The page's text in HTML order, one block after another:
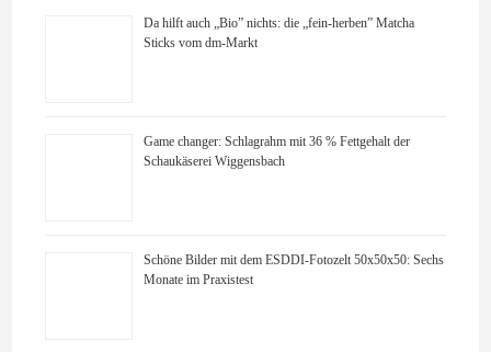
Da hilft auch „Bio” nichts: die „fein-herben” Matcha
Sticks vom dm-Markt
Game changer: Schlagrahm mit 36 % Fettgehalt der
Schaukäserei Wiggensbach
Schöne Bilder mit dem ESDDI-Fotozelt 50x50x50: Sechs
Monate im Praxistest